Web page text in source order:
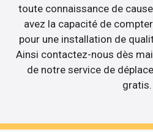
toute connaissance de
avez la capacité de
pour une installation de
Ainsi contactez-nous dès
de notre service de
gratis.